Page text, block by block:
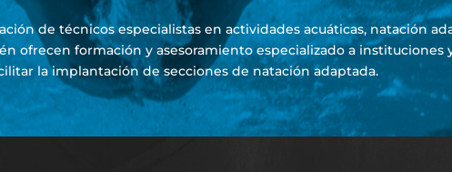
de técnicos especialistas en actividades acuáticas, natación
ofrecen formación y asesoramiento especializado a instituciones
la implantación de secciones de natación adaptada.